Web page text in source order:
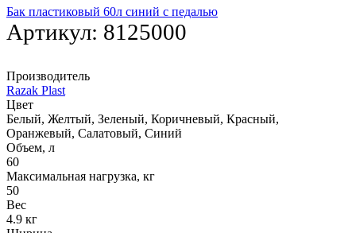
Бак пластиковый 60л синий с педалью
Артикул: 8125000
Производитель
Razak Plast
Цвет
Белый, Желтый, Зеленый, Коричневый, Красный,
Оранжевый, Салатовый, Синий
Объем, л
60
Максимальная нагрузка, кг
50
Вес
4.9 кг